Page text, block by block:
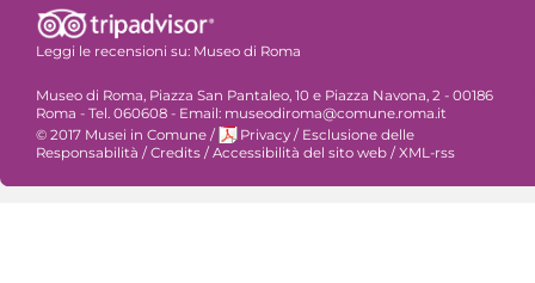
Leggi le recensioni su: Museo di Roma
Museo di Roma, Piazza San Pantaleo, 10 e Piazza Navona, 2 - 00186
Roma - Tel. 060608 - Email: museodiroma@comune.roma.it
© 2017 Musei in Comune / Privacy / Esclusione delle
Responsabilità /Credits /Accessibilità del sito web /XML-rss